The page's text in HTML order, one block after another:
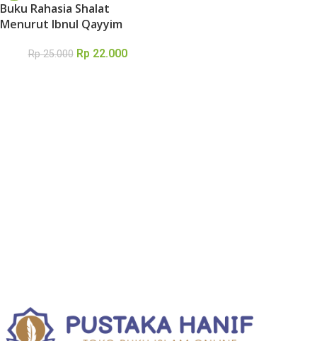
Buku Rahasia Shalat
Menurut Ibnul Qayyim
Rp25.000 Rp 22.000